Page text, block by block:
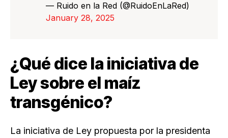
— Ruido en la Red (@RuidoEnLaRed)
January 28, 2025
¿Qué dice la iniciativa de
Ley sobre el maíz
transgénico?
La iniciativa de Ley propuesta por la presidenta